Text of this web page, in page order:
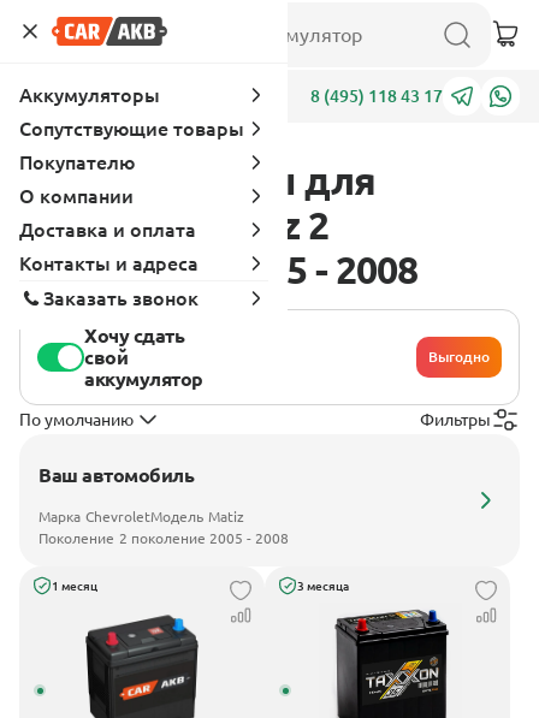
Адреса 8 (495) 118 43 17
Аккумуляторы для
Chevrolet Matiz 2
поколение 2005 - 2008
Хочу сдать
свой
аккумулятор
Выгодно
По умолчанию Фильтры
Ваш автомобиль
Марка ChevroletМодель Matiz
Поколение 2 поколение 2005 - 2008
1 месяц 3 месяца
Аккумуляторы
Сопутствующие товары
Покупателю
О компании
Доставка и оплата
Контакты и адреса
Заказать звонок